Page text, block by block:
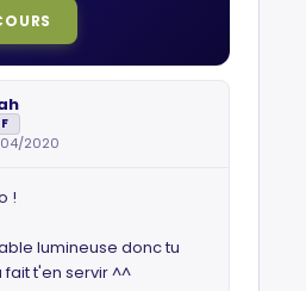
2020
!
lumineuse donc tu
fait t'en servir ^^